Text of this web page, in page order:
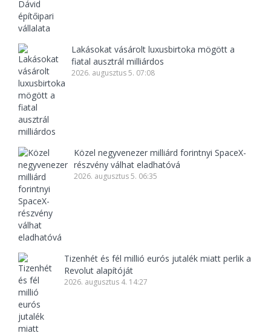
Lakásokat vásárolt luxusbirtoka mögött a
fiatal ausztrál milliárdos
2026. augusztus 5. 07:08
Közel negyvenezer milliárd forintnyi SpaceX-
részvény válhat eladhatóvá
2026. augusztus 5. 06:35
Tizenhét és fél millió eurós jutalék miatt perlik a
Revolut alapítóját
2026. augusztus 4. 14:27